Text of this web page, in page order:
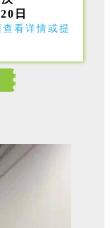
日
看详情或提